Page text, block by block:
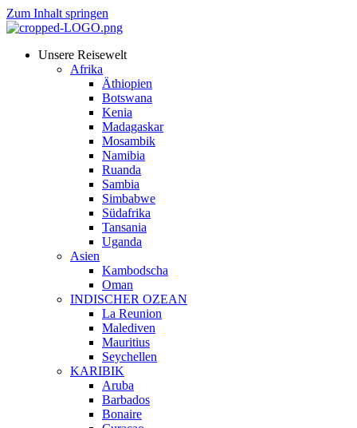
Zum Inhalt springen
Unsere Reisewelt
Afrika
Äthiopien
Botswana
Kenia
Madagaskar
Mosambik
Namibia
Ruanda
Sambia
Simbabwe
Südafrika
Tansania
Uganda
Asien
Kambodscha
Oman
INDISCHER OZEAN
La Reunion
Malediven
Mauritius
Seychellen
KARIBIK
Aruba
Barbados
Bonaire